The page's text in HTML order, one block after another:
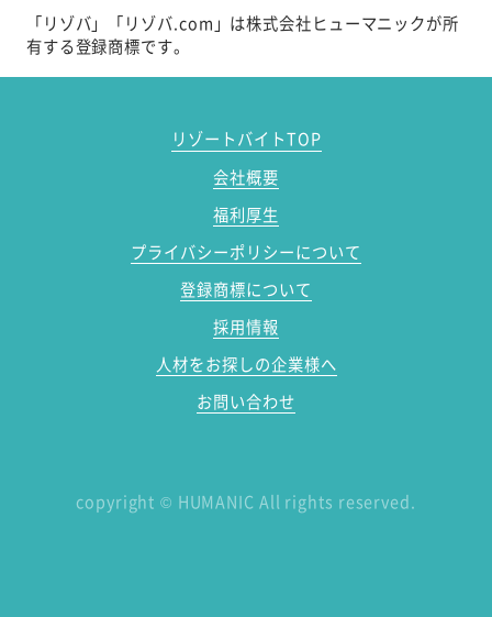
「リゾバ」「リゾバ.com」は株式会社ヒューマニックが所
有する登録商標です。
リゾートバイトTOP
会社概要
福利厚生
プライバシーポリシーについて
登録商標について
採用情報
人材をお探しの企業様へ
お問い合わせ
copyright © HUMANIC All rights reserved.